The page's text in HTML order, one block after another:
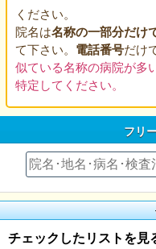
ください。
院名は名称の一部分だけ
て下さい。 電話番号だけ
似ている名称の病院が多
特定してください。
フリ
チェックしたリストを見